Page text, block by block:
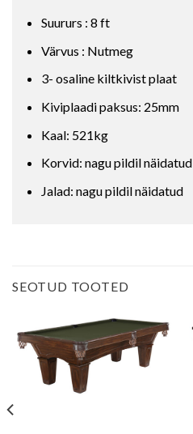
Suururs : 8 ft
Värvus : Nutmeg
3- osaline kiltkivist plaat
Kiviplaadi paksus: 25mm
Kaal: 521kg
Korvid: nagu pildil näidatud
Jalad: nagu pildil näidatud
SEOTUD TOOTED